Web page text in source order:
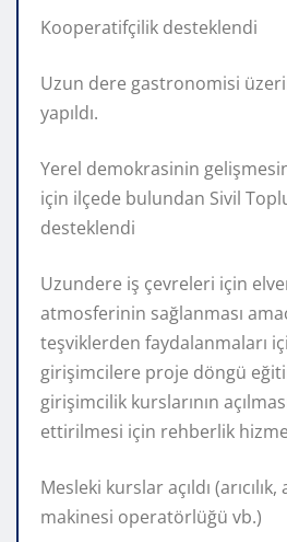
Kooperatifçilik desteklendi
Uzun dere gastronomisi
yapıldı.
Yerel demokrasinin
için ilçede bulundan Sivil
desteklendi
Uzundere iş çevreleri için
atmosferinin sağlanması
teşviklerden faydalanmaları
girişimcilere proje döngü
girişimcilik kurslarının
ettirilmesi için rehberlik
Mesleki kurslar açıldı
makinesi operatörlüğü vb.)